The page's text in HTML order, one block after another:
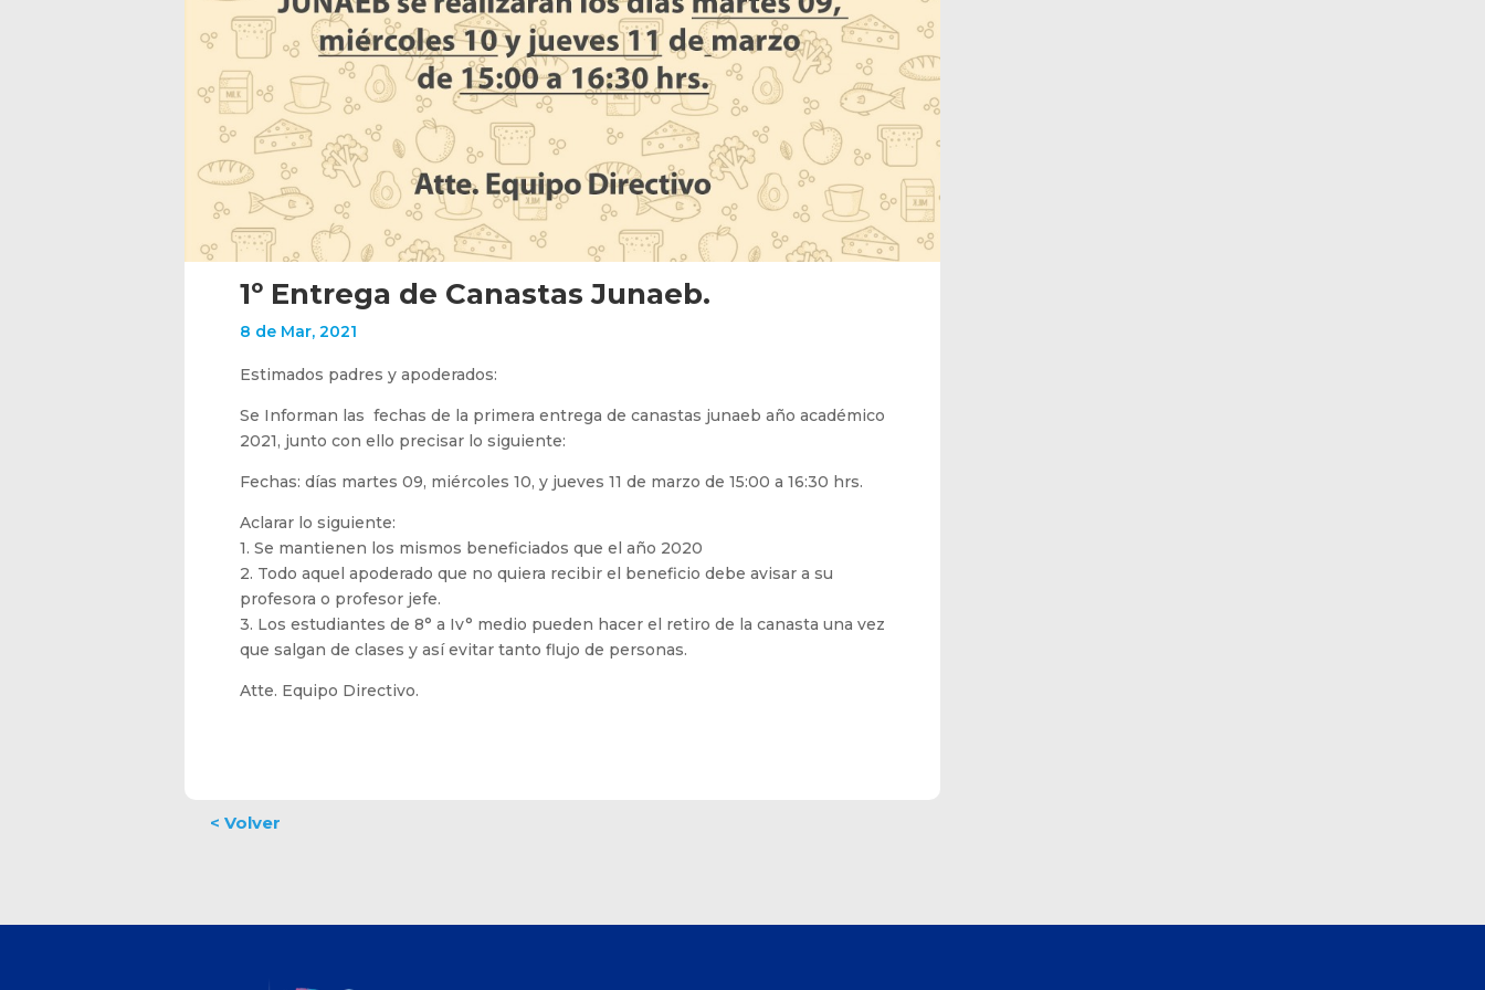
1º Entrega de Canastas Junaeb.
8 de Mar, 2021
Estimados padres y apoderados:
Se Informan las fechas de la primera entrega de canastas junaeb año académico
2021, junto con ello precisar lo siguiente:
Fechas: días martes 09, miércoles 10, y jueves 11 de marzo de 15:00 a 16:30 hrs.
Aclarar lo siguiente:
1. Se mantienen los mismos beneficiados que el año 2020
2. Todo aquel apoderado que no quiera recibir el beneficio debe avisar a su
profesora o profesor jefe.
3. Los estudiantes de 8° a Iv° medio pueden hacer el retiro de la canasta una vez
que salgan de clases y así evitar tanto flujo de personas.
Atte. Equipo Directivo.